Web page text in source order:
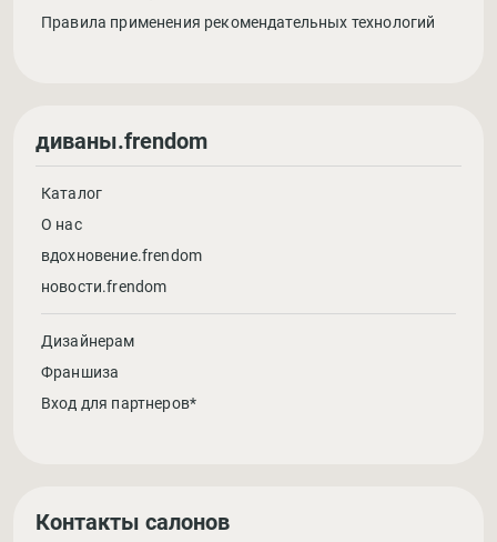
Правила применения рекомендательных технологий
диваны.frendom
Каталог
О нас
вдохновение.frendom
новости.frendom
Дизайнерам
Франшиза
Вход для партнеров*
Контакты салонов